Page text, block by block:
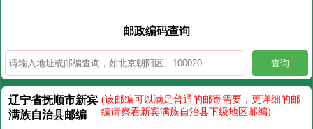
邮政编码查询
查询
辽宁省抚顺市新宾
满族自治县邮编
(该邮编可以满足普通的邮寄需要，更详细的邮
编请察看新宾满族自治县下级地区邮编)